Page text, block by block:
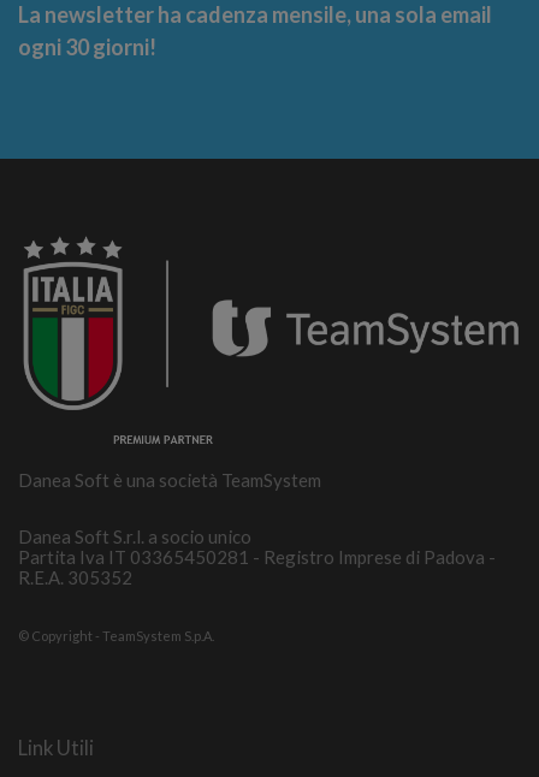
La newsletter ha cadenza mensile, una sola email
ogni 30 giorni!
Danea Soft è una società TeamSystem
Danea Soft S.r.l. a socio unico
Partita Iva IT 03365450281 - Registro Imprese di Padova -
R.E.A. 305352
© Copyright - TeamSystem S.p.A.
Link Utili